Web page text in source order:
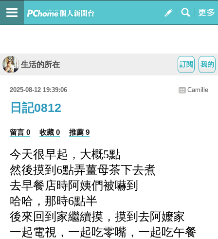
我的
訂閱
生活的所在
2025-08-12 19:39:06 Camille
日記0812
留言 0 收藏 0 推薦 9
今天很早起， 大概5點
然後摸到6點弄薑母茶下去煮
去早餐店時阿姨們被嚇到
哈哈，那時6點半
後來回到家繼續摸， 摸到去阿嬤家
一起電視，一起吃零嘴，一起吃午餐